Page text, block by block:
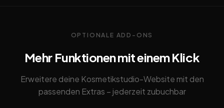
OPTIONALE ADD-ONS
Mehr Funktionen mit einem Klick
Erweitere deine Kosmetikstudio-Website mit den
passenden Extras – jederzeit zubuchbar